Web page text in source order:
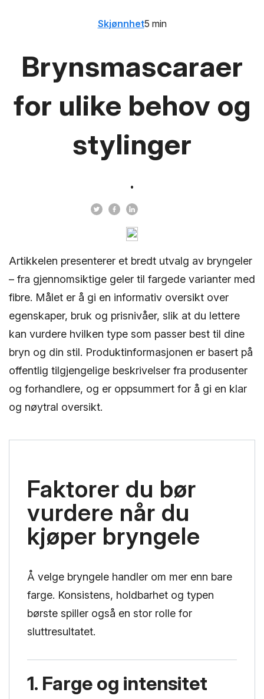
Brynsmascaraer
for ulike behov og
stylinger
Skjønnhet5 min
Artikkelen presenterer et bredt utvalg av bryngeler
– fra gjennomsiktige geler til fargede varianter med
fibre. Målet er å gi en informativ oversikt over
egenskaper, bruk og prisnivåer, slik at du lettere
kan vurdere hvilken type som passer best til dine
bryn og din stil. Produktinformasjonen er basert på
offentlig tilgjengelige beskrivelser fra produsenter
og forhandlere, og er oppsummert for å gi en klar
og nøytral oversikt.
Faktorer du bør
vurdere når du
kjøper bryngele
Å velge bryngele handler om mer enn bare
farge. Konsistens, holdbarhet og typen
børste spiller også en stor rolle for
sluttresultatet.
1. Farge og intensitet